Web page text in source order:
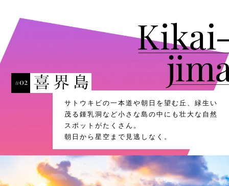
サトウキビの一本道や朝日を望む丘、緑生い
茂る鍾乳洞など小さな島の中にも壮大な自然
スポットがたくさん。
朝日から星空まで見逃しなく。